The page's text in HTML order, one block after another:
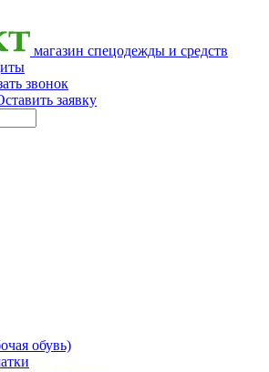
магазин спецодежды и средств
звонок
заявку
обувь)